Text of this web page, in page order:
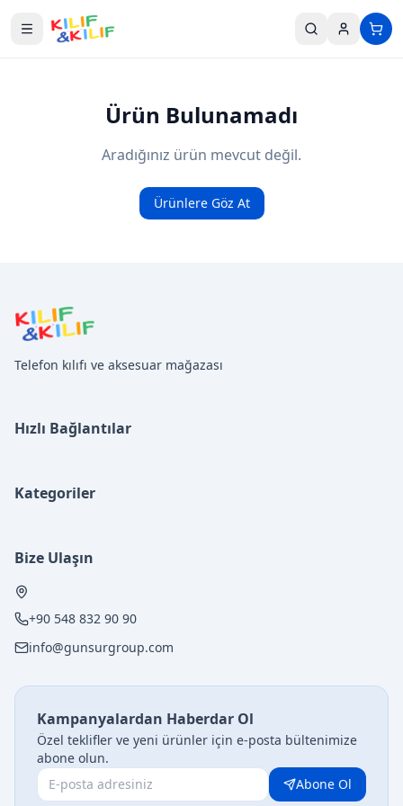
Ürün Bulunamadı
Aradığınız ürün mevcut değil.
Ürünlere Göz At
Telefon kılıfı ve aksesuar mağazası
Hızlı Bağlantılar
Kategoriler
Bize Ulaşın
+90 548 832 90 90
info@gunsurgroup.com
Kampanyalardan Haberdar Ol
Özel teklifler ve yeni ürünler için e-posta bültenimize
abone olun.
Abone Ol